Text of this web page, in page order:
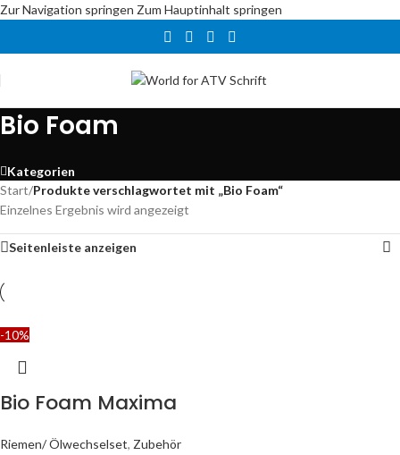
Zur Navigation springen Zum Hauptinhalt springen
Bio Foam
Kategorien
Start/Produkte verschlagwortet mit „Bio Foam“
Einzelnes Ergebnis wird angezeigt
Seitenleiste anzeigen
-10%
Bio Foam Maxima
Riemen/ Ölwechselset, Zubehör